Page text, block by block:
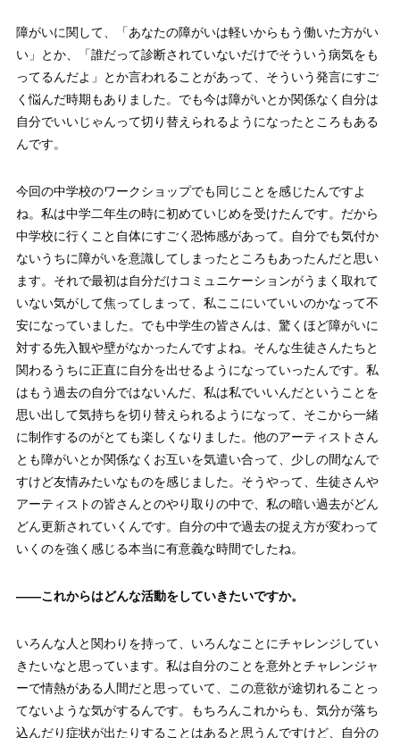
障がいに関して、「あなたの障がいは軽いからもう働いた方がい
い」とか、「誰だって診断されていないだけでそういう病気をも
ってるんだよ」とか言われることがあって、そういう発言にすご
く悩んだ時期もありました。でも今は障がいとか関係なく自分は
自分でいいじゃんって切り替えられるようになったところもある
んです。
今回の中学校のワークショップでも同じことを感じたんですよ
ね。私は中学二年生の時に初めていじめを受けたんです。だから
中学校に行くこと自体にすごく恐怖感があって。自分でも気付か
ないうちに障がいを意識してしまったところもあったんだと思い
ます。それで最初は自分だけコミュニケーションがうまく取れて
いない気がして焦ってしまって、私ここにいていいのかなって不
安になっていました。でも中学生の皆さんは、驚くほど障がいに
対する先入観や壁がなかったんですよね。そんな生徒さんたちと
関わるうちに正直に自分を出せるようになっていったんです。私
はもう過去の自分ではないんだ、私は私でいいんだということを
思い出して気持ちを切り替えられるようになって、そこから一緒
に制作するのがとても楽しくなりました。他のアーティストさん
とも障がいとか関係なくお互いを気遣い合って、少しの間なんで
すけど友情みたいなものを感じました。そうやって、生徒さんや
アーティストの皆さんとのやり取りの中で、私の暗い過去がどん
どん更新されていくんです。自分の中で過去の捉え方が変わって
いくのを強く感じる本当に有意義な時間でしたね。
——これからはどんな活動をしていきたいですか。
いろんな人と関わりを持って、いろんなことにチャレンジしてい
きたいなと思っています。私は自分のことを意外とチャレンジャ
ーで情熱がある人間だと思っていて、この意欲が途切れることっ
てないような気がするんです。もちろんこれからも、気分が落ち
込んだり症状が出たりすることはあると思うんですけど、自分の